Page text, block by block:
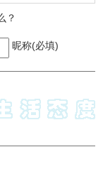
更换背景，不过
？
昵称(必填)